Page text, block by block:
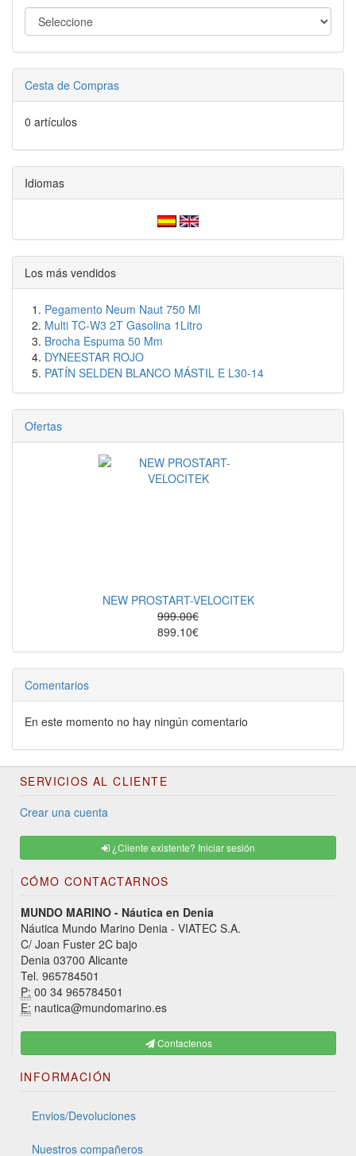
Cesta de Compras
0 artículos
Idiomas
Los más vendidos
Pegamento Neum Naut 750 Ml
Multi TC-W3 2T Gasolina 1Litro
Brocha Espuma 50 Mm
DYNEESTAR ROJO
PATÍN SELDEN BLANCO MÁSTIL E L30-14
Ofertas
NEW PROSTART-VELOCITEK
999.00€
899.10€
Comentarios
En este momento no hay ningún comentario
SERVICIOS AL CLIENTE
Crear una cuenta
¿Cliente existente? Iniciar sesión
CÓMO CONTACTARNOS
MUNDO MARINO - Náutica en Denia
Náutica Mundo Marino Denia - VIATEC S.A.
C/ Joan Fuster 2C bajo
Denia 03700 Alicante
Tel. 965784501
P: 00 34 965784501
E: nautica@mundomarino.es
Contactenos
INFORMACIÓN
Envios/Devoluciones
Nuestros compañeros